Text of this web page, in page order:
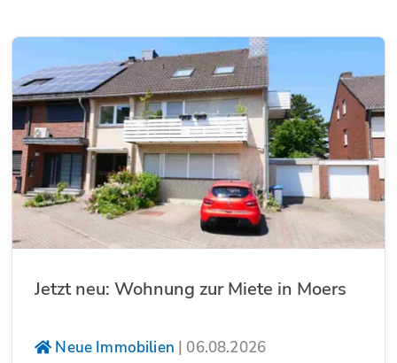
Jetzt neu: Wohnung zur Miete in Moers
Neue Immobilien | 06.08.2026